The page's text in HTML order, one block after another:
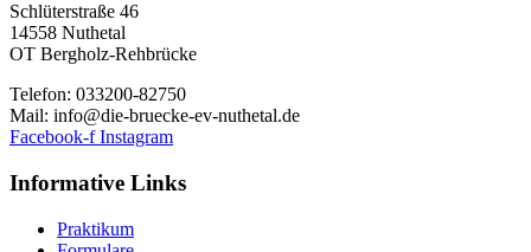
Schlüterstraße 46
14558 Nuthetal
OT Bergholz-Rehbrücke
Telefon: 033200-82750
Mail: info@die-bruecke-ev-nuthetal.de
Facebook-f Instagram
Informative Links
Praktikum